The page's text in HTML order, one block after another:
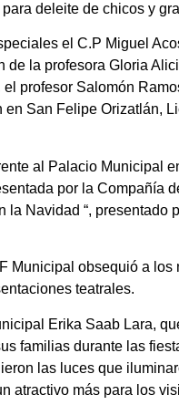
deleite de chicos y
el C.P Miguel
la profesora Gloria
profesor Salomón
San Felipe Orizatlán,
al Palacio Municipal
por la Compañía
la Navidad “, presentado
Municipal obsequió a
teatrales.
Erika Saab Lara,
familias durante las
las luces que
atractivo más para los